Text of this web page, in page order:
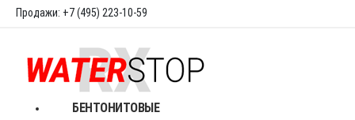
Продажи: +7 (495) 223-10-59
БЕНТОНИТОВЫЕ